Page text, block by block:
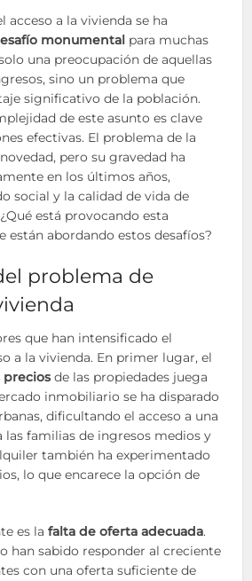
acceso a la vivienda se ha
monumental para muchas
una preocupación de aquellas
sino un problema que
significativo de la población.
de este asunto es clave
efectivas. El problema de la
pero su gravedad ha
en los últimos años,
social y la calidad de vida de
está provocando esta
están abordando estos desafíos?
problema de
que han intensificado el
a la vivienda. En primer lugar, el
de las propiedades juega
inmobiliario se ha disparado
dificultando el acceso a una
las familias de ingresos medios y
también ha experimentado
lo que encarece la opción de
es lafalta de oferta adecuada.
han sabido responder al creciente
con una oferta suficiente de